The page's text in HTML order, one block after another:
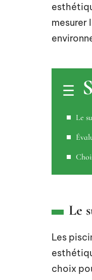
mesurer
Le
Le
Les
choix